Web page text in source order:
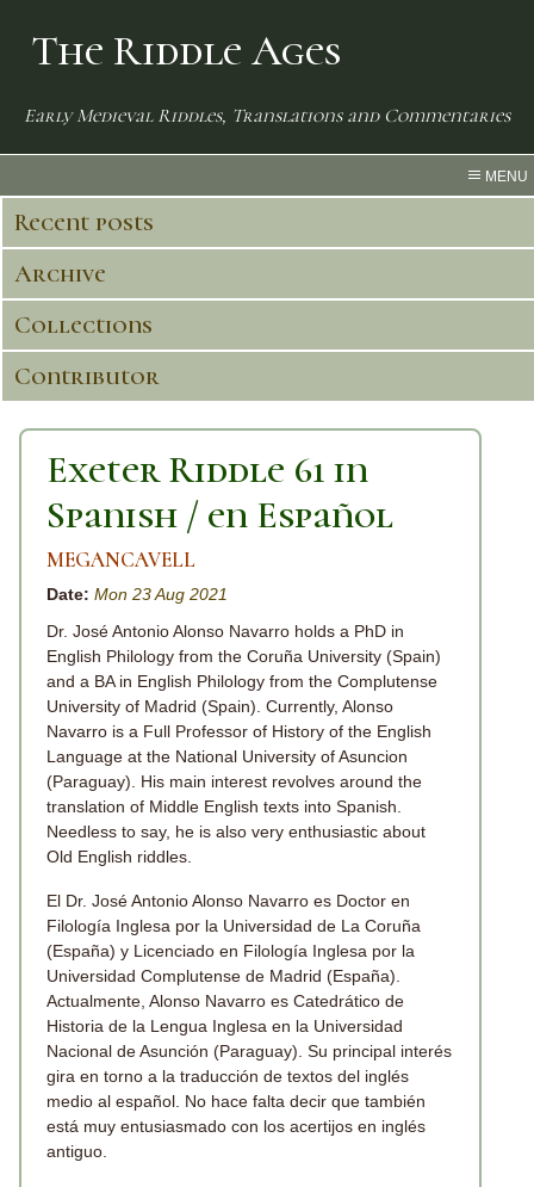
The Riddle Ages
Early Medieval Riddles, Translations and Commentaries
MENU
Recent posts
Archive
Collections
Contributor
Exeter Riddle 61 in
Spanish / en Español
MEGANCAVELL
Date: Mon 23 Aug 2021
Dr. José Antonio Alonso Navarro holds a PhD in
English Philology from the Coruña University (Spain)
and a BA in English Philology from the Complutense
University of Madrid (Spain). Currently, Alonso
Navarro is a Full Professor of History of the English
Language at the National University of Asuncion
(Paraguay). His main interest revolves around the
translation of Middle English texts into Spanish.
Needless to say, he is also very enthusiastic about
Old English riddles.
El Dr. José Antonio Alonso Navarro es Doctor en
Filología Inglesa por la Universidad de La Coruña
(España) y Licenciado en Filología Inglesa por la
Universidad Complutense de Madrid (España).
Actualmente, Alonso Navarro es Catedrático de
Historia de la Lengua Inglesa en la Universidad
Nacional de Asunción (Paraguay). Su principal interés
gira en torno a la traducción de textos del inglés
medio al español. No hace falta decir que también
está muy entusiasmado con los acertijos en inglés
antiguo.